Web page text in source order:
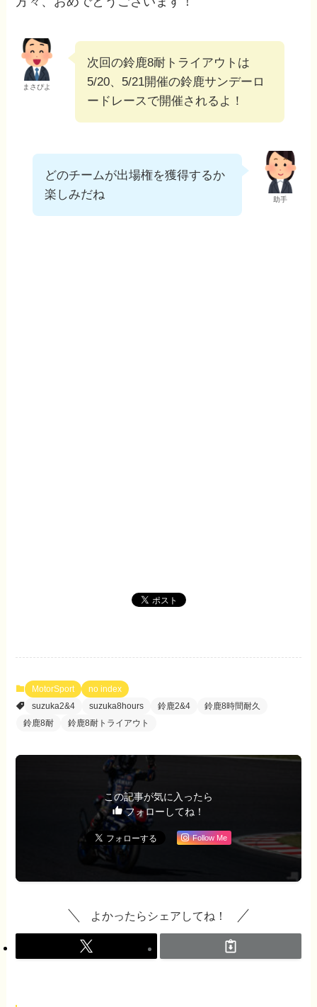
まさぴよ
次回の鈴鹿8耐トライアウトは
5/20、5/21開催の鈴鹿サンデーロ
ードレースで開催されるよ！
助手
どのチームが出場権を獲得するか
楽しみだね
MotorSport
no index
suzuka2&4
suzuka8hours 鈴鹿2&4
鈴鹿8時間耐久
鈴鹿8耐
鈴鹿8耐トライアウト
この記事が気に入ったら
フォローしてね！
Follow Me
よかったらシェアしてね！